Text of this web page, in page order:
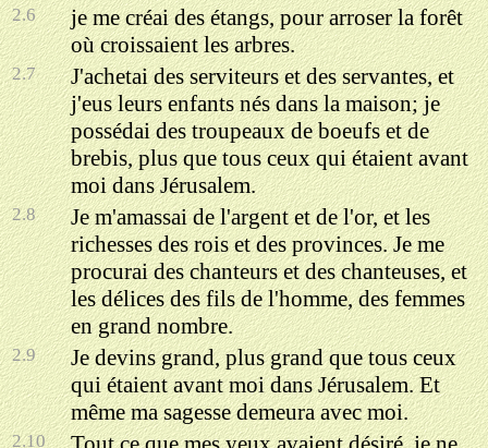
2.6
je me créai des étangs, pour arroser la forêt
où croissaient les arbres.
2.7
J'achetai des serviteurs et des servantes, et
j'eus leurs enfants nés dans la maison; je
possédai des troupeaux de boeufs et de
brebis, plus que tous ceux qui étaient avant
moi dans Jérusalem.
2.8
Je m'amassai de l'argent et de l'or, et les
richesses des rois et des provinces. Je me
procurai des chanteurs et des chanteuses, et
les délices des fils de l'homme, des femmes
en grand nombre.
2.9
Je devins grand, plus grand que tous ceux
qui étaient avant moi dans Jérusalem. Et
même ma sagesse demeura avec moi.
2.10